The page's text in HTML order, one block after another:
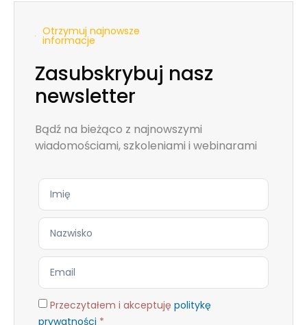
Otrzymuj najnowsze
informacje
Zasubskrybuj nasz
newsletter
Bądź na bieżąco z najnowszymi
wiadomościami, szkoleniami i webinarami
Przeczytałem i akceptuję politykę
prywatności *